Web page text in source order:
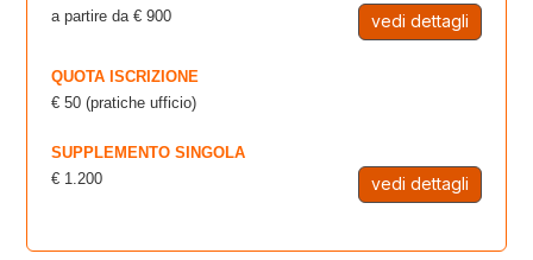
a partire da € 900
vedi dettagli
QUOTA ISCRIZIONE
€ 50 (pratiche ufficio)
SUPPLEMENTO SINGOLA
€ 1.200
vedi dettagli